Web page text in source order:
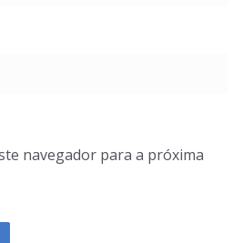
navegador para a próxima